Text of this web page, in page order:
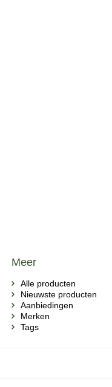
Meer
Alle producten
Nieuwste producten
Aanbiedingen
Merken
Tags